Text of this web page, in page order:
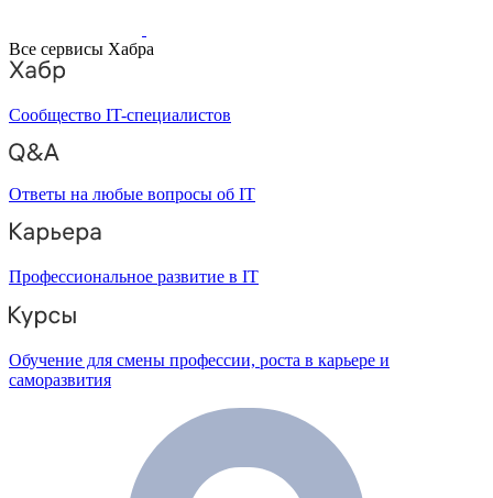
Все сервисы Хабра
Сообщество IT-специалистов
Ответы на любые вопросы об IT
Профессиональное развитие в IT
Обучение для смены профессии, роста в карьере и
саморазвития